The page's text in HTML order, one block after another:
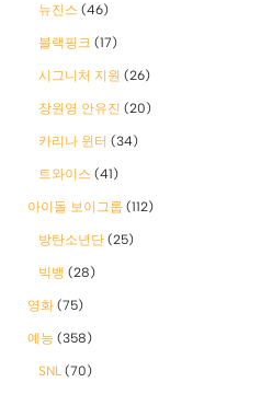
뉴진스 (46)
블랙핑크 (17)
시그니처 지원 (26)
장원영 안유진 (20)
카리나 윈터 (34)
트와이스 (41)
아이돌 보이그룹 (112)
방탄소년단 (25)
빅뱅 (28)
영화 (75)
예능 (358)
SNL (70)